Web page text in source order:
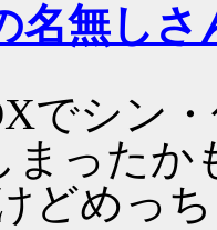
名無しさ
でシン
まったか
どめっ